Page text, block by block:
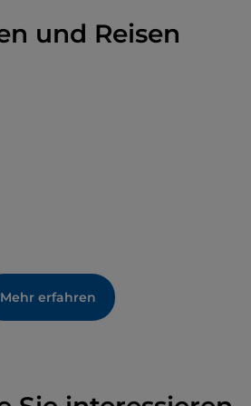
und natürlichen Wert, der
Ausflügen eignet, für jeden
und Reisen
Mehr erfahren